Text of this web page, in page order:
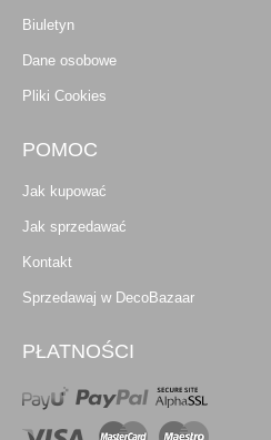
Biuletyn
Dane osobowe
Pliki Cookies
POMOC
Jak kupować
Jak sprzedawać
Kontakt
Sprzedawaj w DecoBazaar
PŁATNOŚCI